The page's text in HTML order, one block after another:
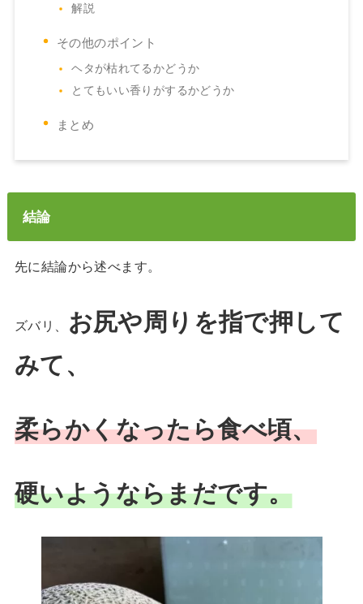
解説
その他のポイント
ヘタが枯れてるかどうか
とてもいい香りがするかどうか
まとめ
結論
先に結論から述べます。
ズバリ、
お尻や周りを指で押して
みて、
柔らかくなったら食べ頃、
硬いようならまだです。